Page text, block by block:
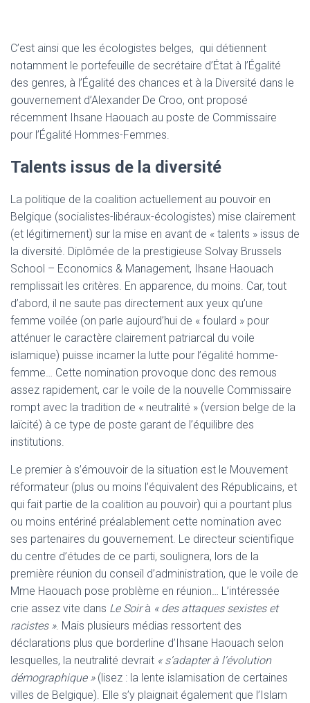
C’est ainsi que les écologistes belges, qui détiennent
notamment le portefeuille de secrétaire d’État à l’Égalité
des genres, à l’Égalité des chances et à la Diversité dans le
gouvernement d’Alexander De Croo, ont proposé
récemment Ihsane Haouach au poste de Commissaire
pour l’Égalité Hommes-Femmes.
Talents issus de la diversité
La politique de la coalition actuellement au pouvoir en
Belgique (socialistes-libéraux-écologistes) mise clairement
(et légitimement) sur la mise en avant de « talents » issus de
la diversité. Diplômée de la prestigieuse Solvay Brussels
School – Economics & Management, Ihsane Haouach
remplissait les critères. En apparence, du moins. Car, tout
d’abord, il ne saute pas directement aux yeux qu’une
femme voilée (on parle aujourd’hui de « foulard » pour
atténuer le caractère clairement patriarcal du voile
islamique) puisse incarner la lutte pour l’égalité homme-
femme… Cette nomination provoque donc des remous
assez rapidement, car le voile de la nouvelle Commissaire
rompt avec la tradition de « neutralité » (version belge de la
laïcité) à ce type de poste garant de l’équilibre des
institutions.
Le premier à s’émouvoir de la situation est le Mouvement
réformateur (plus ou moins l’équivalent des Républicains, et
qui fait partie de la coalition au pouvoir) qui a pourtant plus
ou moins entériné préalablement cette nomination avec
ses partenaires du gouvernement. Le directeur scientifique
du centre d’études de ce parti, soulignera, lors de la
première réunion du conseil d’administration, que le voile de
Mme Haouach pose problème en réunion… L’intéressée
crie assez vite dans Le Soirà « des attaques sexistes et
racistes ». Mais plusieurs médias ressortent des
déclarations plus que borderline d’Ihsane Haouach selon
lesquelles, la neutralité devrait « s’adapter à l’évolution
démographique » (lisez : la lente islamisation de certaines
villes de Belgique). Elle s’y plaignait également que l’Islam